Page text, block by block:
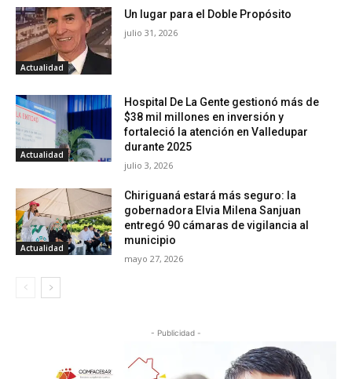
Actualidad
Un lugar para el Doble Propósito
julio 31, 2026
Actualidad
Hospital De La Gente gestionó más de
$38 mil millones en inversión y
fortaleció la atención en Valledupar
durante 2025
julio 3, 2026
Actualidad
Chiriguaná estará más seguro: la
gobernadora Elvia Milena Sanjuan
entregó 90 cámaras de vigilancia al
municipio
mayo 27, 2026
- Publicidad -